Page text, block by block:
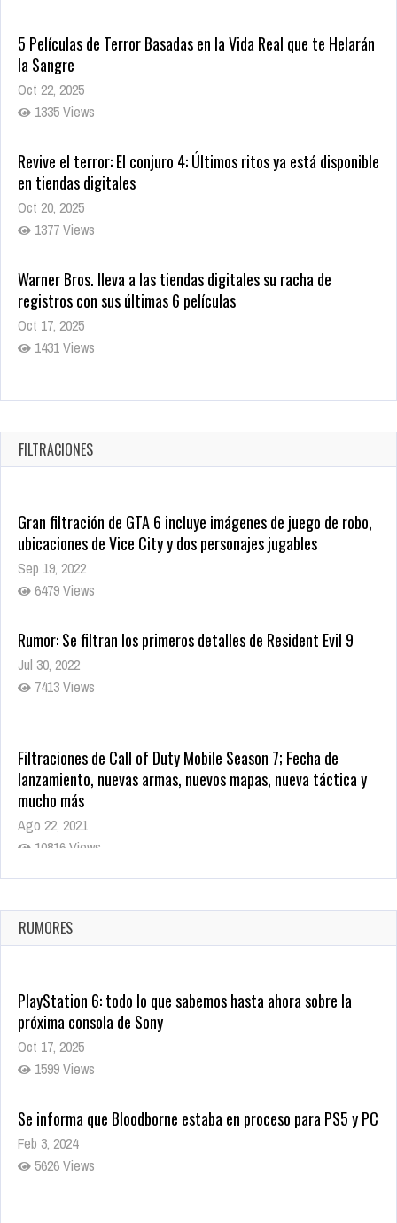
5 Películas de Terror Basadas en la Vida Real que te Helarán
la Sangre
Oct 22, 2025
1335 Views
Revive el terror: El conjuro 4: Últimos ritos ya está disponible
en tiendas digitales
Oct 20, 2025
1377 Views
Warner Bros. lleva a las tiendas digitales su racha de
registros con sus últimas 6 películas
Oct 17, 2025
1431 Views
CRUNCHYROLL ANUNCIA FECHA DE ESTRENO EN CINES DE
Oct 7, 2025
1755 Views
FILTRACIONES
Gran filtración de GTA 6 incluye imágenes de juego de robo,
ubicaciones de Vice City y dos personajes jugables
Sep 19, 2022
6479 Views
Rumor: Se filtran los primeros detalles de Resident Evil 9
Jul 30, 2022
7413 Views
Filtraciones de Call of Duty Mobile Season 7; Fecha de
lanzamiento, nuevas armas, nuevos mapas, nueva táctica y
mucho más
Ago 22, 2021
10816 Views
La configuración de Call of Duty 2021 aparentemente ya fue
Ago 8, 2021
10001 Views
RUMORES
PlayStation 6: todo lo que sabemos hasta ahora sobre la
próxima consola de Sony
Oct 17, 2025
1599 Views
Se informa que Bloodborne estaba en proceso para PS5 y PC
Feb 3, 2024
5626 Views